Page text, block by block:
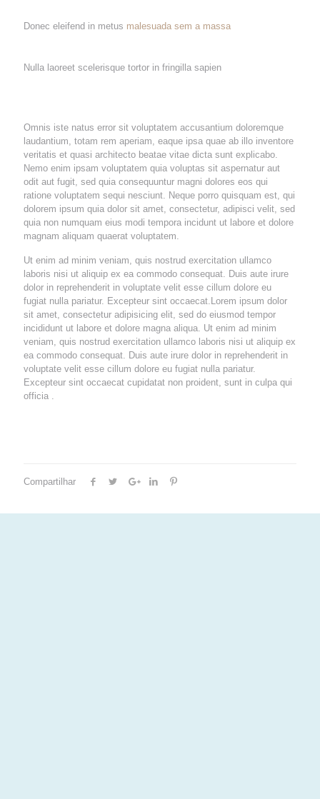
Donec eleifend in metus malesuada sem a massa
Nulla laoreet scelerisque tortor in fringilla sapien
Omnis iste natus error sit voluptatem accusantium doloremque
laudantium, totam rem aperiam, eaque ipsa quae ab illo inventore
veritatis et quasi architecto beatae vitae dicta sunt explicabo.
Nemo enim ipsam voluptatem quia voluptas sit aspernatur aut
odit aut fugit, sed quia consequuntur magni dolores eos qui
ratione voluptatem sequi nesciunt. Neque porro quisquam est, qui
dolorem ipsum quia dolor sit amet, consectetur, adipisci velit, sed
quia non numquam eius modi tempora incidunt ut labore et dolore
magnam aliquam quaerat voluptatem.
Ut enim ad minim veniam, quis nostrud exercitation ullamco
laboris nisi ut aliquip ex ea commodo consequat. Duis aute irure
dolor in reprehenderit in voluptate velit esse cillum dolore eu
fugiat nulla pariatur. Excepteur sint occaecat.Lorem ipsum dolor
sit amet, consectetur adipisicing elit, sed do eiusmod tempor
incididunt ut labore et dolore magna aliqua. Ut enim ad minim
veniam, quis nostrud exercitation ullamco laboris nisi ut aliquip ex
ea commodo consequat. Duis aute irure dolor in reprehenderit in
voluptate velit esse cillum dolore eu fugiat nulla pariatur.
Excepteur sint occaecat cupidatat non proident, sunt in culpa qui
officia .
Compartilhar